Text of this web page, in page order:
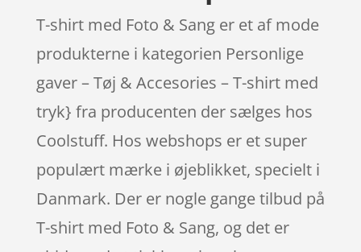
T-shirt med Foto & Sang er et af mode
produkterne i kategorien Personlige
gaver – Tøj & Accesories – T-shirt med
tryk} fra producenten der sælges hos
Coolstuff. Hos webshops er et super
populært mærke i øjeblikket, specielt i
Danmark. Der er nogle gange tilbud på
T-shirt med Foto & Sang, og det er